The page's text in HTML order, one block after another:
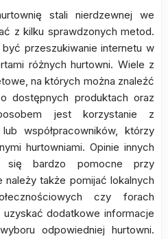
stali nierdzewnej we
z kilku sprawdzonych metod.
przeszukiwanie internetu w
różnych hurtowni. Wiele z
na których można znaleźć
dostępnych produktach oraz
jest korzystanie z
współpracowników, którzy
hurtowniami. Opinie innych
się bardzo pomocne przy
należy także pomijać lokalnych
czy forach
dodatkowe informacje
odpowiedniej hurtowni.